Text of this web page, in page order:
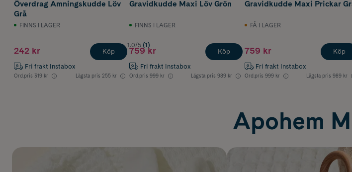
Överdrag Amningskudde Löv
Grå
FINNS I LAGER
242 kr
Fri frakt Instabox
Ord.pris 319 kr Lägsta pris 255 kr
Köp
Gravidkudde Maxi Löv Grön
FINNS I LAGER
1.0/5 (1)
759 kr
Fri frakt Instabox
Ord.pris 999 kr Lägsta pris 989 kr
Köp
Gravidkudde Maxi Prickar
FÅ I LAGER
759 kr
Fri frakt Instabox
Ord.pris 999 kr Lägsta pris 989 kr
Köp
Apohem